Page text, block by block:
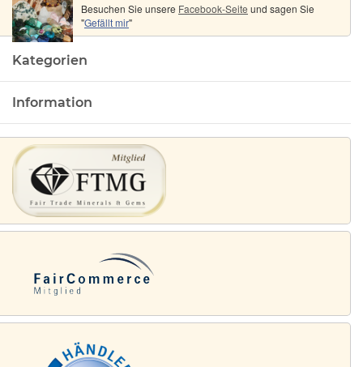
Besuchen Sie unsere Facebook-Seite und sagen Sie
"Gefällt mir"
Kategorien
Information